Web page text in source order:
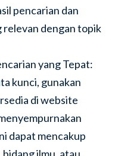
pencarian dan
relevan dengan topik
yang Tepat:
kunci, gunakan
di website
dapat mencakup